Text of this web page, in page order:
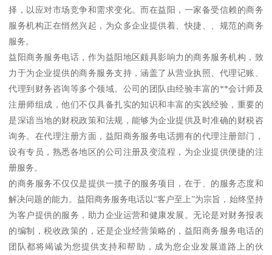
择，以应对市场竞争和需求变化。而在益阳，一家备受信赖的商务
服务机构正在悄然兴起，为众多企业提供着、快捷、、规范的商务
服务。
益阳商务服务电话，作为益阳地区颇具影响力的商务服务机构，致
力于为企业提供的商务服务支持，涵盖了从营业执照、代理记账、
代理到财务咨询等多个领域。公司的团队由经验丰富的**会计师及
注册师组成，他们不仅具备扎实的知识和丰富的实践经验，重要的
是深谙当地的财税政策和法规，能够为企业提供及时准确的财税咨
询务。在代理注册方面，益阳商务服务电话拥有的代理注册部门，
设有专员，熟悉各地区的公司注册及变流程，为企业提供便捷的注
册服务。
的商务服务不仅仅是提供一揽子的服务项目，在于、的服务态度和
解决问题的能力。益阳商务服务电话以“客户至上”为宗旨，始终坚持
为客户提供的服务，助力企业运营和健康发展。无论是对财务报表
的编制，税收政策的，还是企业经营策略的，益阳商务服务电话的
团队都将竭诚为您提供支持和帮助，成为您企业发展道路上的伙